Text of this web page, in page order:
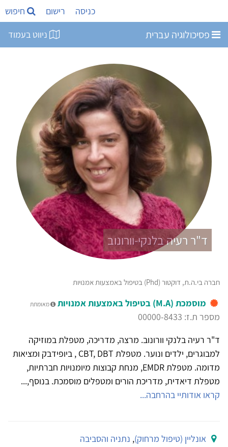
כניסה רישום חיפוש
פסיכולוגיה עברית ניווט בעמוד
ד"ר רעיה בלנקי-וורונוב
חברה בי.ה.ת, דוקטור (Phd) בטיפול באמצעות אמנויות
מוסמכת (M.A) בטיפול באמצעות אמנויות מאומתת
מספר ת.ז: 00000-8433
ד"ר רעיה בלנקי וורונוב. מרצה, מדריכה, מטפלת במוזיקה
למבוגרים, ילדים ונוער. מטפלת CBT, DBT , ביופידבק ומציאות
מדומה. מטפלת EMDR, מנחת קבוצות מיומנויות חברתיות,
מטפלת דיאדית, מדריכת הורים ומטפלים מוסמכת. בנוסף,...
קראו אודותיי בהרחבה...
אונליין (טיפול מרחוק), נתניה והסביבה